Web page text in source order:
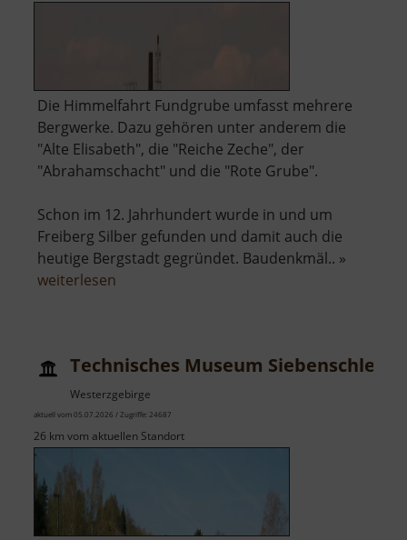
Die Himmelfahrt Fundgrube umfasst mehrere
Bergwerke. Dazu gehören unter anderem die
"Alte Elisabeth", die "Reiche Zeche", der
"Abrahamschacht" und die "Rote Grube".
Schon im 12. Jahrhundert wurde in und um
Freiberg Silber gefunden und damit auch die
heutige Bergstadt gegründet. Baudenkmäl.. »
weiterlesen
Technisches Museum
Westerzgebirge
aktuell vom 05.07.2026 / Zugriffe: 24687
26 km vom aktuellen Standort